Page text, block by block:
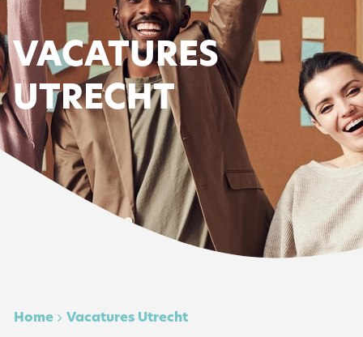
VACATURES
UTRECHT
Home Vacatures Utrecht